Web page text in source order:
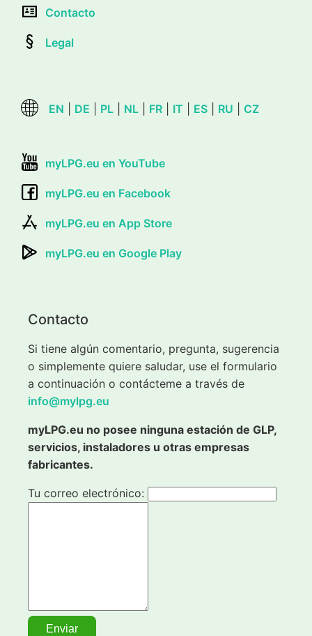
Contacto
Legal
EN DE PL NL FR IT ES RU CZ
myLPG.eu en YouTube
myLPG.eu en Facebook
myLPG.eu en App Store
myLPG.eu en Google Play
Contacto
Si tiene algún comentario, pregunta, sugerencia
o simplemente quiere saludar, use el formulario
a continuación o contácteme a través de
info@mylpg.eu
myLPG.eu no posee ninguna estación de GLP,
servicios, instaladores u otras empresas
fabricantes.
Tu correo electrónico: